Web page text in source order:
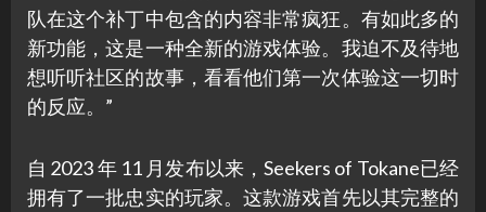
队在这个补丁中包含的内容非常疯狂。有如此多的
新功能，这是一种全新的游戏体验。我迫不及待地
想听听社区的故事，看看他们第一次体验这一切时
的反应。”
自 2023 年 11 月发布以来，Seekers of Tokane已经
拥有了一批忠实的玩家。这款游戏首先以其完整的